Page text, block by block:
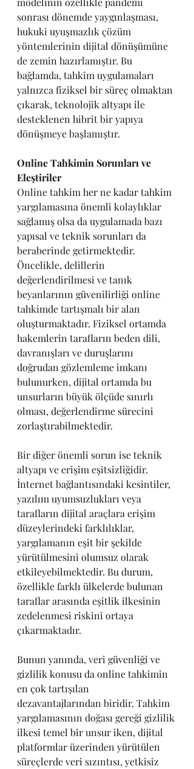
sonrası dönemde yaygınlaşması,
hukuki uyuşmazlık çözüm
yöntemlerinin dijital dönüşümüne
de zemin hazırlamıştır. Bu
bağlamda, tahkim uygulamaları
yalnızca fiziksel bir süreç olmaktan
çıkarak, teknolojik altyapı ile
desteklenen hibrit bir yapıya
dönüşmeye başlamıştır.
Online Tahkimin Sorunları ve
Eleştiriler
Online tahkim her ne kadar tahkim
yargılamasına önemli kolaylıklar
sağlamış olsa da uygulamada bazı
yapısal ve teknik sorunları da
beraberinde getirmektedir.
Öncelikle, delillerin
değerlendirilmesi ve tanık
beyanlarının güvenilirliği online
tahkimde tartışmalı bir alan
oluşturmaktadır. Fiziksel ortamda
hakemlerin tarafların beden dili,
davranışları ve duruşlarını
doğrudan gözlemleme imkanı
bulunurken, dijital ortamda bu
unsurların büyük ölçüde sınırlı
olması, değerlendirme sürecini
zorlaştırabilmektedir.
Bir diğer önemli sorun ise teknik
altyapı ve erişim eşitsizliğidir.
İnternet bağlantısındaki kesintiler,
yazılım uyumsuzlukları veya
tarafların dijital araçlara erişim
düzeylerindeki farklılıklar,
yargılamanın eşit bir şekilde
yürütülmesini olumsuz olarak
etkileyebilmektedir. Bu durum,
özellikle farklı ülkelerde bulunan
taraflar arasında eşitlik ilkesinin
zedelenmesi riskini ortaya
çıkarmaktadır.
Bunun yanında, veri güvenliği ve
gizlilik konusu da online tahkimin
en çok tartışılan
dezavantajlarından biridir. Tahkim
yargılamasının doğası gereği gizlilik
ilkesi temel bir unsur iken, dijital
platformlar üzerinden yürütülen
süreçlerde veri sızıntısı, yetkisiz